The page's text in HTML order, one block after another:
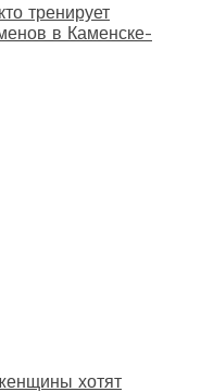
тренирует
в Каменске-
хотят